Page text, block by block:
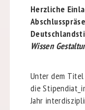
Herzliche
Wissen
Unter dem Titel
die
Jahr